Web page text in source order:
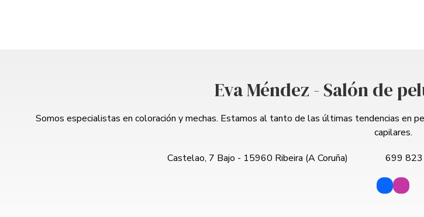
Eva Méndez - Salón de
Somos especialistas en coloración y mechas. Estamos al tanto de las últimas tendencias en
capilares.
Castelao, 7 Bajo - 15960 Ribeira (A Coruña)
699